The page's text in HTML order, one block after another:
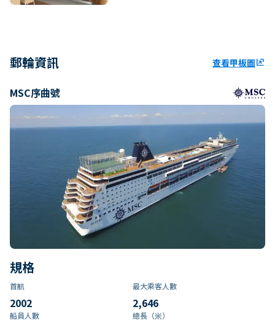
郵輪資訊 查看甲板圖ungroup
MSC序曲號
規格
首航
2002
最大乘客人數
2,646
船員人數 總長（米）